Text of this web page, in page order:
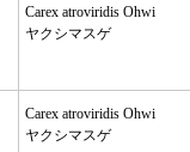
Carex atroviridis Ohwi
ヤクシマスゲ
Carex atroviridis Ohwi
ヤクシマスゲ